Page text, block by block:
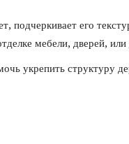
подчеркивает его
мебели, дверей, или
укрепить структуру